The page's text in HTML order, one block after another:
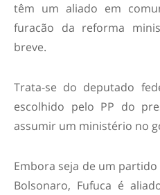
têm um aliado em
furacão da reforma
breve.
Trata-se do deputado
escolhido pelo PP do
assumir um ministério no
Embora seja de um
Bolsonaro, Fufuca é